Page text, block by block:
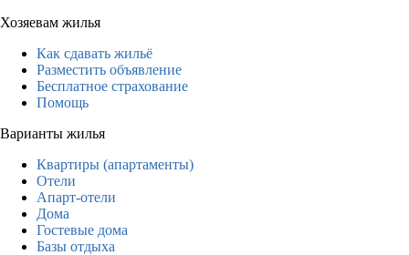
Хозяевам жилья
Как сдавать жильё
Разместить объявление
Бесплатное страхование
Помощь
Варианты жилья
Квартиры (апартаменты)
Отели
Апарт-отели
Дома
Гостевые дома
Базы отдыха